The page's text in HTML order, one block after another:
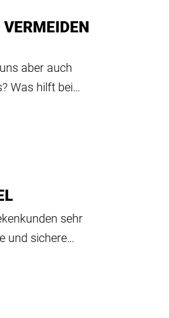
aber auch
Was hilft bei…
sehr
und sichere…